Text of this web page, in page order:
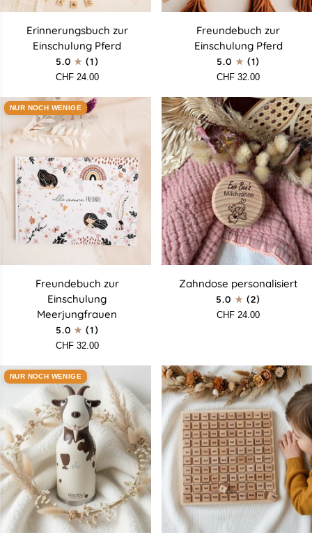
Erinnerungsbuch
Erinnerungsbuch zur
Einschulung Pferd
5.0
(1)
CHF 24.00
FreundebuchFreundebuch zur
Einschulung Pferd
5.0
(1)
CHF 32.00
NUR NOCH WENIGE
Freundebuch
Einschulung
Meerjungfrauen
Freundebuch zur
Einschulung
Meerjungfrauen
5.0
(1)
CHF 32.00
Zahndose
Zahndose personalisiert
5.0
(2)
CHF 24.00
NUR NOCH WENIGE